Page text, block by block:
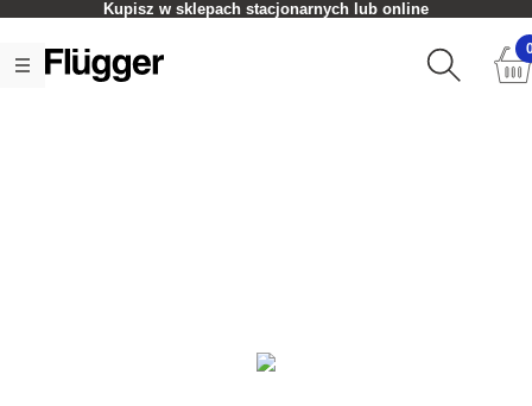
Kupisz w sklepach stacjonarnych lub online